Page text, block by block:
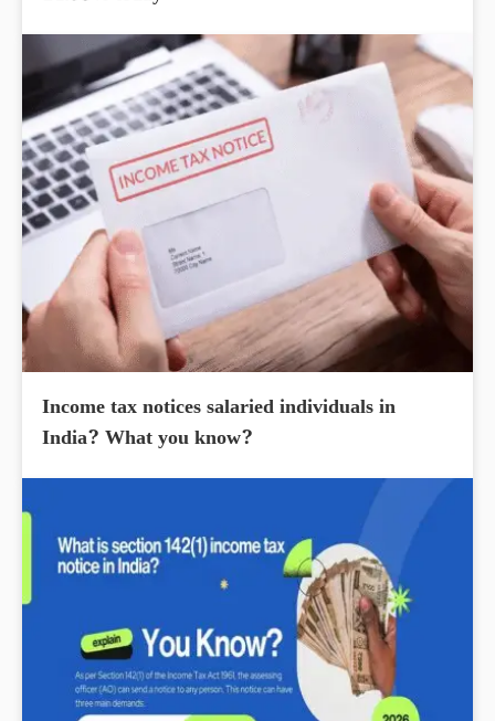
Income tax notices salaried individuals in
India? What you know?